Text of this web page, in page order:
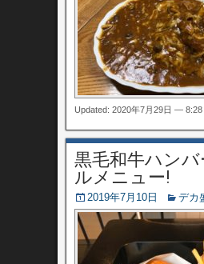
Updated: 2020年7月29日 — 8:28
黒毛和牛ハン
ルメニュー!
2019年7月10日 デカ